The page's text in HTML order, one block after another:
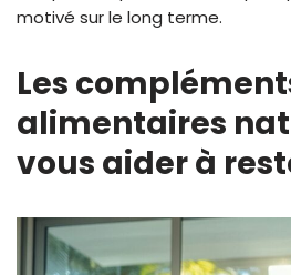
motivé sur le long terme.
Les
alimentaires
vous aider à